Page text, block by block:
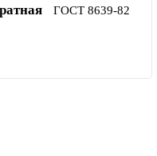
ГОСТ 8639-82